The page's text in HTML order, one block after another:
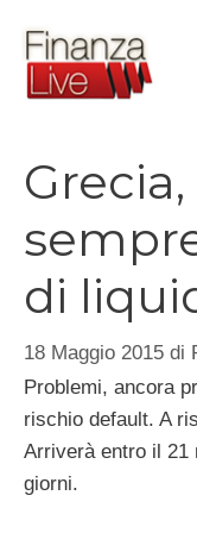
contenuto
di
18 Maggio 2015 di
Problemi, ancora
rischio default. A
Arriverà entro il 21
giorni.